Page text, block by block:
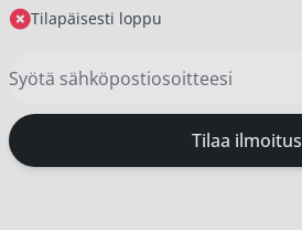
Tilapäisesti loppu
Tilaa ilmoitus